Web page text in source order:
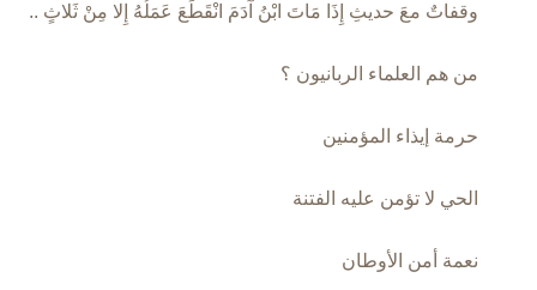
وقفاتٌ معَ حديثِ إِذَا مَاتَ ابْنُ آدَمَ انْقَطَعَ عَمَلُهُ إِلا مِنْ ثَلاثٍ ..
من هم العلماء الربانيون ؟
حرمة إيذاء المؤمنين
الحي لا تؤمن عليه الفتنة
نعمة أمن الأوطان